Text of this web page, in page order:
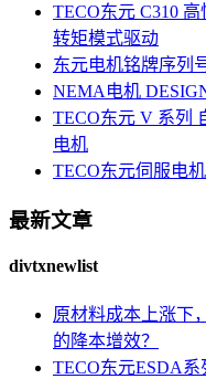
TECO东元 C310
转矩模式驱动
东元电机铭牌序列
NEMA电机
TECO东元 V 系列
电机
TECO东元伺服电
最新文章
divtxnewlist
原材料成本上涨下
的降本增效？
TECO东元ESDA